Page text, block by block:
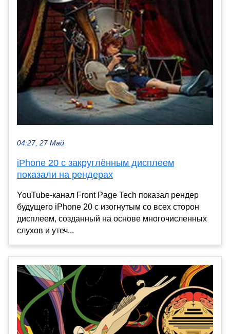
04:27, 27 Май
iPhone 20 с закруглённым дисплеем
показали на рендерах
YouTube-канал Front Page Tech показал рендер
будущего iPhone 20 с изогнутым со всех сторон
дисплеем, созданный на основе многочисленных
слухов и утеч...